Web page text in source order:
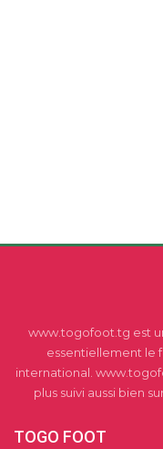
www.togofoot.tg est
essentiellement le
international.
plus suivi aussi bien
TOGO FOOT